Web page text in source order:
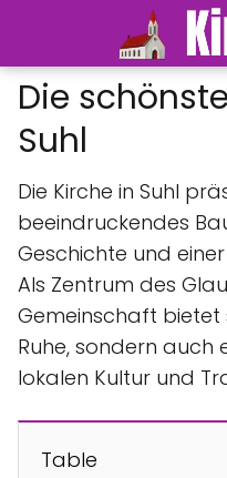
Die
Suhl
Die Kirche in Suhl
beeindruckendes
Geschichte und
Als Zentrum des
Gemeinschaft bietet
Ruhe, sondern auch
lokalen Kultur und
Table